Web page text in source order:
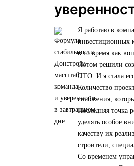
Я работаю в
инвестиционных
в то время как
Потом решили
ПТО. И я стала
Количество
снабжения,
Последняя точка
уделять особое
качеству их
строители,
Со временем